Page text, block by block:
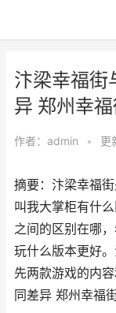
汴梁幸福街
异 郑州幸
作者： admin • 更
摘要：汴梁幸福
叫我大掌柜有什
之间的区别在哪
玩什么版本更好
先两款游戏的内
同差异 郑州幸福